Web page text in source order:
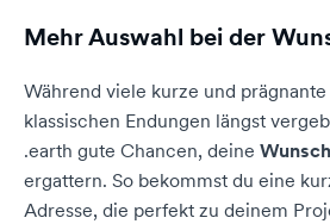
Mehr Auswahl bei der
Während viele kurze und
klassischen Endungen längst
.earth gute Chancen, deine
ergattern. So bekommst du eine
Adresse, die perfekt zu deinem